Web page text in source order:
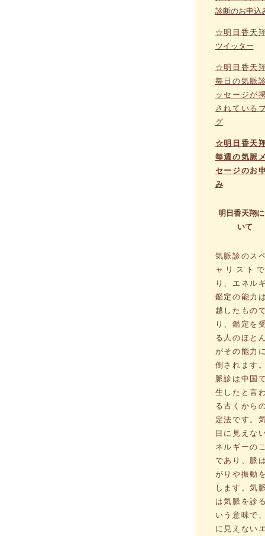
診断のお申込
☆明日香天
ツイッター
☆明日香天
毎日の気脈
ッセージが
されている
グ
☆明日香天
毎週の気脈
セージのお
み
明日香天翔
いて
気脈診のス
ャリスト
り、エネル
鑑定の能力
越したもの
り、鑑定を
る人のほと
がその能力
倒されます
脈診は中国
生したと言
る古くから
定法です。
目に見えな
ネルギーの
であり、脈
がりや振動
します。気
は気脈を診
いう意味で
に見えない